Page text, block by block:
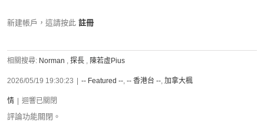
新建帳戶，這請按此 註冊
相關搜尋: Norman , 探長 , 陳若虛Pius
2026/05/19 19:30:23 -- Featured --, -- 香港台 --, 加拿大楓
情 迴響已關閉
評論功能關閉。